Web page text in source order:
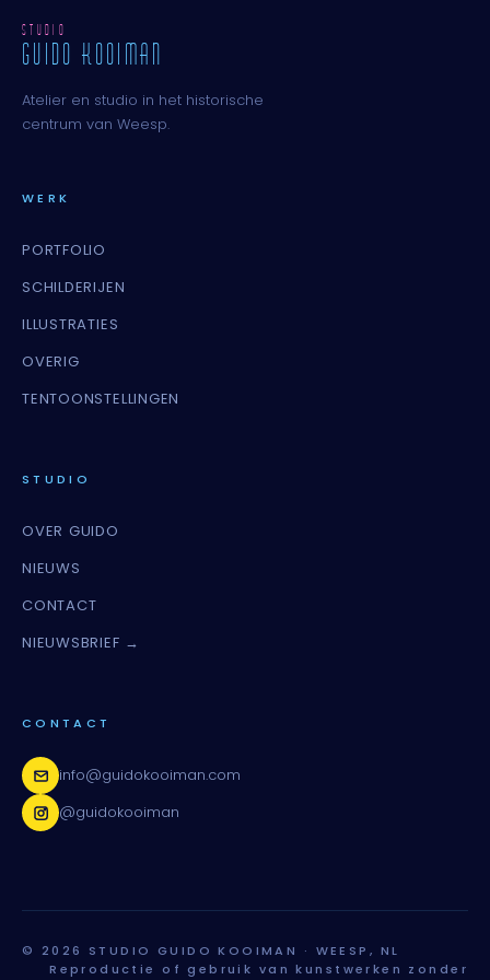
STUDIO
GUIDO KOOIMAN
Atelier en studio in het historische
centrum van Weesp.
WERK
PORTFOLIO
SCHILDERIJEN
ILLUSTRATIES
OVERIG
TENTOONSTELLINGEN
STUDIO
OVER GUIDO
NIEUWS
CONTACT
NIEUWSBRIEF →
CONTACT
info@guidokooiman.com
@guidokooiman
© 2026 STUDIO GUIDO KOOIMAN · WEESP, NL
Reproductie of gebruik van kunstwerken zonder